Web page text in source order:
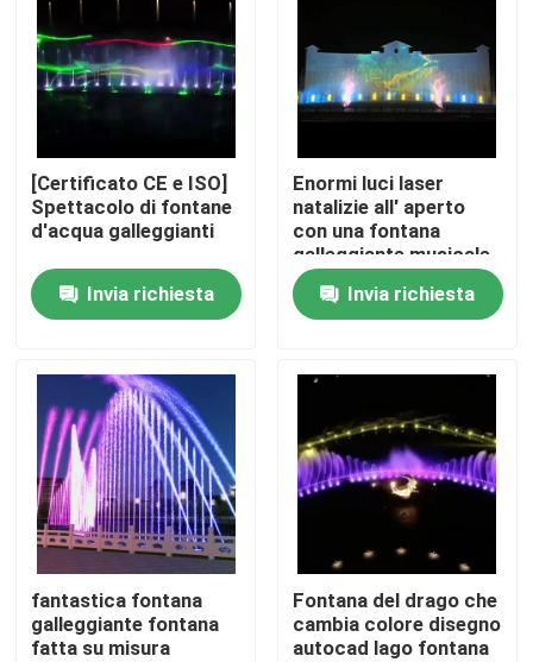
Prodotti
Fatory Tour
Controllo di qualità
Richiedere un preventivo
fontana di galleggiamento
Fonte del lago
fontana musicale
[Certificato CE e ISO]
Spettacolo di fontane
d'acqua galleggianti
Invia richiesta
Enormi luci laser
natalizie all' aperto
con una fontana
galleggiante musicale
unica nel lago
Invia richiesta
fantastica fontana
galleggiante fontana
fatta su misura
Fontana del drago che
cambia colore disegno
autocad lago fontana